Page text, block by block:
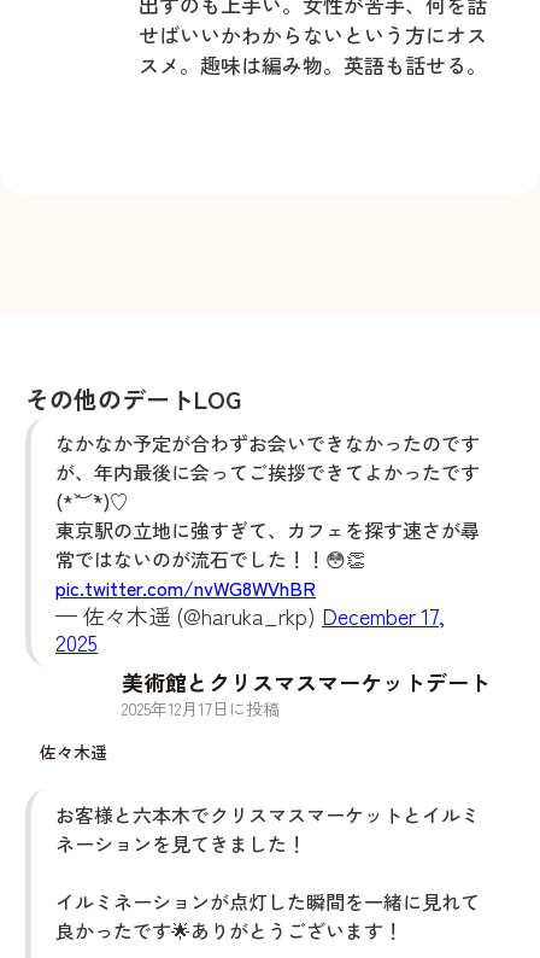
せばいいかわからないという方にオス
スメ。趣味は編み物。英語も話せる。
その他のデートLOG
なかなか予定が合わずお会いできなかったのです
が、年内最後に会ってご挨拶できてよかったです
(*´︶`*)♡
東京駅の立地に強すぎて、カフェを探す速さが尋
常ではないのが流石でした！！😳👏
pic.twitter.com/nvWG8WVhBR
— 佐々木遥 (@haruka_rkp) December 17,
2025
佐々木遥
美術館とクリスマスマーケットデート
2025年12月 17日に投稿
お客様と六本木でクリスマスマーケットとイルミ
ネーションを見てきました！
イルミネーションが点灯した瞬間を一緒に見れて
良かったです🌟ありがとうございます！